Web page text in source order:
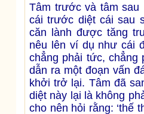
Tâm trước và tâm sau
cái trước diệt cái sau
căn lành được tăng
nêu lên ví dụ như cái
chẳng phải tức, chẳng
dẫn ra một đoạn vấn
khởi trở lại. Tâm đã
diệt này lại là không
cho nên hỏi rằng: ‘thế